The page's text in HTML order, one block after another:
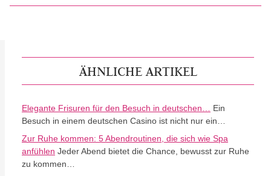
ÄHNLICHE ARTIKEL
Elegante Frisuren für den Besuch in deutschen…
Ein
Besuch in einem deutschen Casino ist nicht nur ein…
Zur Ruhe kommen: 5 Abendroutinen, die sich wie Spa
anfühlen Jeder Abend bietet die Chance, bewusst zur Ruhe
zu kommen…